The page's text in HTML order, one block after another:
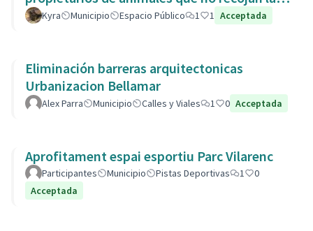
heces de las aceras. Es responsabili
Kyra Municipio Espacio Público 1 1 Acceptada
Eliminación barreras arquitectonicas
Urbanizacion Bellamar
Alex Parra Municipio Calles y Viales 1 0 Acceptada
Aprofitament espai esportiu Parc Vilarenc
Participantes Municipio Pistas Deportivas 1
0
Acceptada